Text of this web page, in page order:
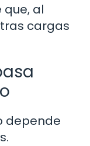
que, al
cargas
depende